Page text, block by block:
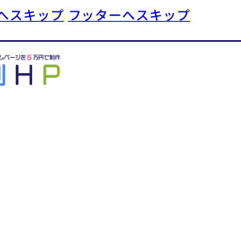
スキップ フッターへスキップ